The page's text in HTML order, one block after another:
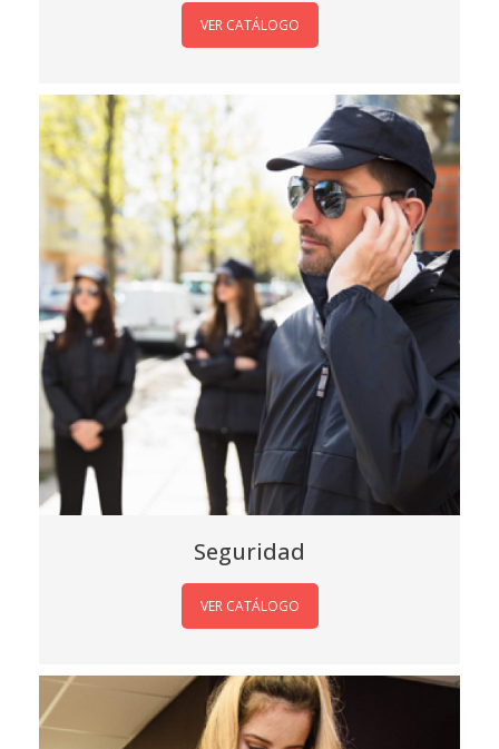
VER CATÁLOGO
Seguridad
VER CATÁLOGO